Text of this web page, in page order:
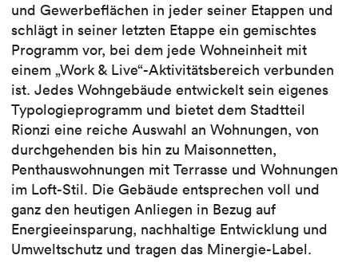
und Gewerbeflächen in jeder seiner Etappen und
schlägt in seiner letzten Etappe ein gemischtes
Programm vor, bei dem jede Wohneinheit mit
einem „Work & Live“-Aktivitätsbereich verbunden
ist. Jedes Wohngebäude entwickelt sein eigenes
Typologieprogramm und bietet dem Stadtteil
Rionzi eine reiche Auswahl an Wohnungen, von
durchgehenden bis hin zu Maisonnetten,
Penthauswohnungen mit Terrasse und Wohnungen
im Loft-Stil. Die Gebäude entsprechen voll und
ganz den heutigen Anliegen in Bezug auf
Energieeinsparung, nachhaltige Entwicklung und
Umweltschutz und tragen das Minergie-Label.